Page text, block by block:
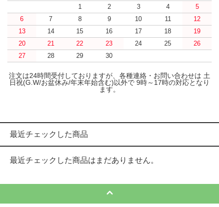
1
2 3 4
5
6
7 8 9 10 11
12
13
14 15 16 17 18
19
20
21 22 23 24 25
26
27
28 29 30
注文は24時間受付しておりますが、各種連絡・お問い合わせは 土
日祝(G.W/お盆休み/年末年始含む)以外で 9時～17時の対応となり
ます。
最近チェックした商品
最近チェックした商品はまだありません。